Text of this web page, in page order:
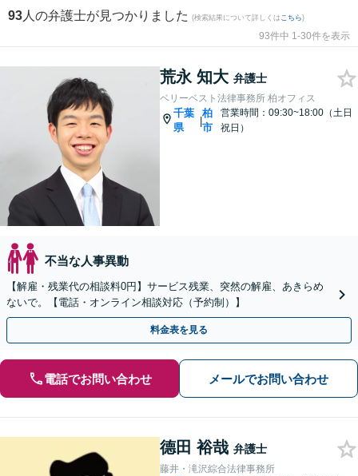
93 人の弁護士が見つかりました (検索結果について詳しくは こちら)
93件中 1-30件を表示
荒永 知大 弁護士
ベリーベスト法律事務所 柏オフィス
千葉
県
|
柏
市
営業時間：09:30~18:00（土日
祝日）
不当な人事異動
【解雇・残業代の相談料0円】サービス残業、突然の解雇、あきらめ
ないで。【電話・オンライン相談対応（予約制）】
料金表を見る
電話でお問い合わせ メールでお問い合わせ
德田 裕哉 弁護士
藤井・滝沢綜合法律事務所